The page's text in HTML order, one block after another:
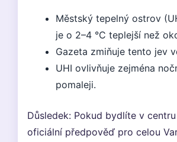
Městský tepelný ostrov
je o 2–4 °C teplejší než
Gazeta zmiňuje tento jev
UHI ovlivňuje zejména
pomaleji.
Důsledek: Pokud bydlíte v
oficiální předpověď pro celou